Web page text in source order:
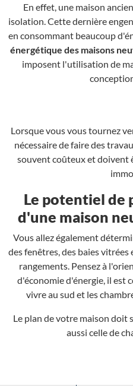
En effet, une maison
isolation. Cette dernière
en consommant beaucoup
énergétique des maisons
imposent l'utilisation de
Lorsque vous vous tournez
nécessaire de faire des
souvent coûteux et doivent
Le potentiel de
d'une maison
Vous allez également
des fenêtres, des baies
rangements. Pensez à
d'économie d'énergie, il est
vivre au sud et les
Le plan de votre maison doit
aussi celle de